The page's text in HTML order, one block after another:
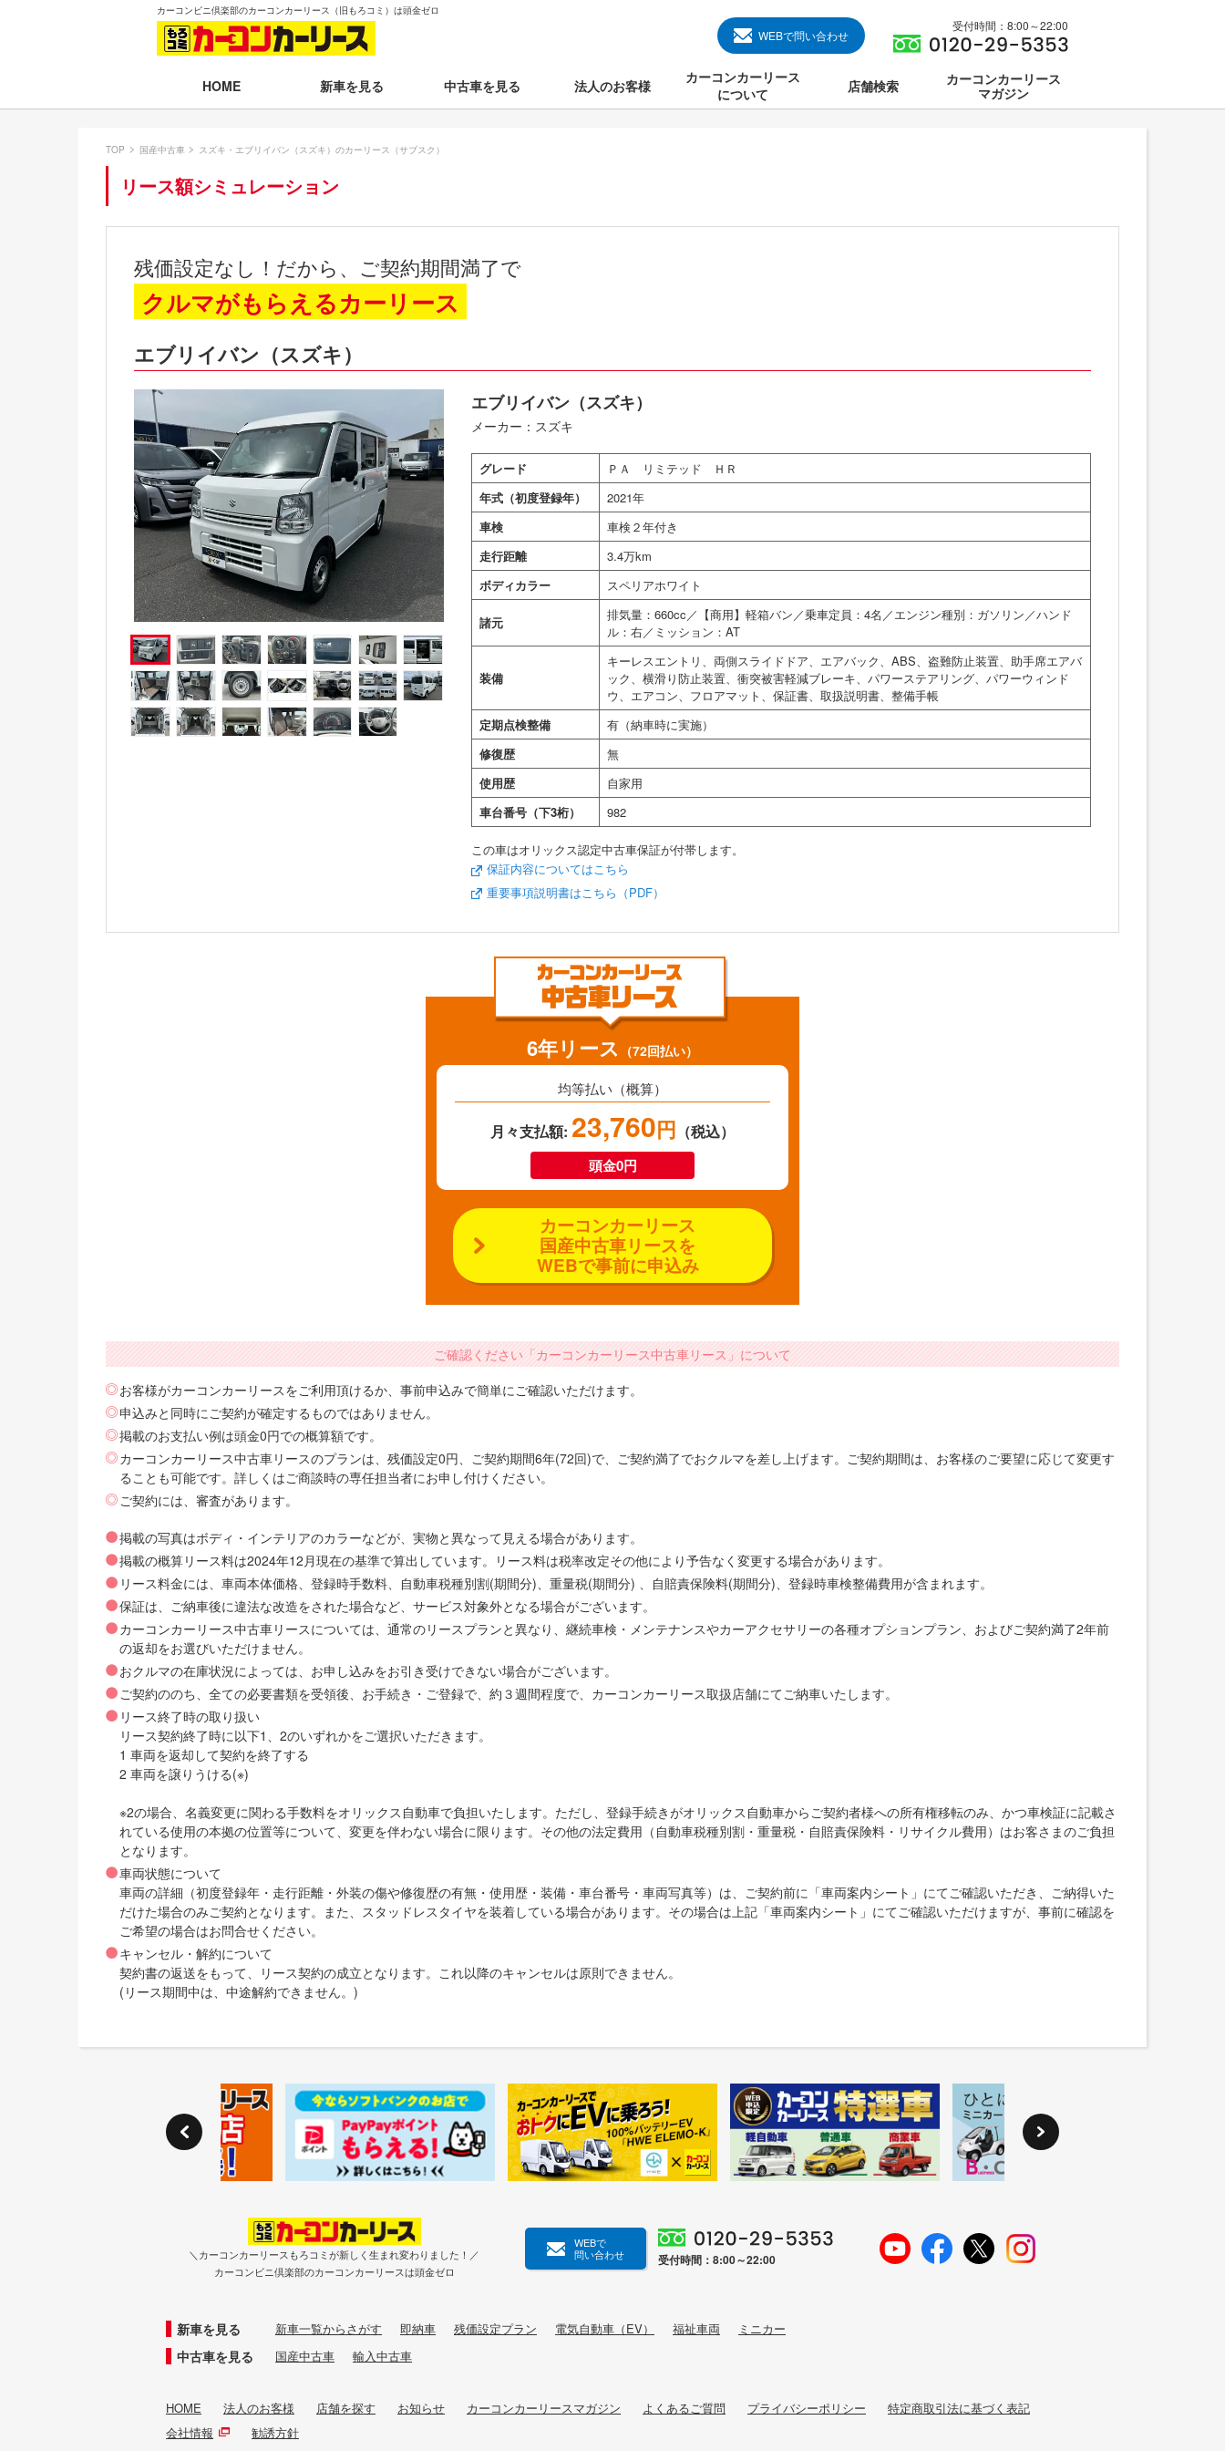
カーコンビニ倶楽部のカーコンカーリース（旧もろコミ）は頭金ゼロ
WEBで問い合わせ
受付時間：8:00～22:00
HOME 新車を見る
月々50,001円以上のクルマを見る
新車一覧から選ぶ
即納車（最短14日で納車）
残価設定プラン
電気自動車（EV）
福祉車両
ミニカー
中古車を見る 法人のお客様
カーコンカーリース
について
店舗検索
カーコンカーリース
マガジン
TOP 国産中古車 スズキ・エブリイバン（スズキ）のカーリース（サブスク）
リース額シミュレーション
残価設定なし！だから、ご契約期間満了で
クルマがもらえるカーリース
エブリイバン（スズキ）
エブリイバン（スズキ）
メーカー：スズキ
グレード
ＰＡ リミテッド ＨＲ
年式（初度登録年）
2021年
車検
車検２年付き
走行距離
3.4万km
ボディカラー
スペリアホワイト
諸元
排気量：660cc／【商用】軽箱バン／乗車定員：4名／エンジン種別：ガソリン／ハンド
ル：右／ミッション：AT
装備
キーレスエントリ、両側スライドドア、エアバック、ABS、盗難防止装置、助手席エアバ
ック、横滑り防止装置、衝突被害軽減ブレーキ、パワーステアリング、パワーウィンド
ウ、エアコン、フロアマット、保証書、取扱説明書、整備手帳
定期点検整備
有（納車時に実施）
修復歴
無
使用歴
自家用
車台番号（下3桁）
982
この車はオリックス認定中古車保証が付帯します。
保証内容についてはこちら
重要事項説明書はこちら（PDF）
6年リース （72回払い）
均等払い（概算）
月々支払額: 23,760円 （税込）
頭金0円
カーコンカーリース
国産中古車リースを
WEBで事前に申込み
ご確認ください「カーコンカーリース中古車リース」について
お客様がカーコンカーリースをご利用頂けるか、事前申込みで簡単にご確認いただけます。
申込みと同時にご契約が確定するものではありません。
掲載のお支払い例は頭金0円での概算額です。
カーコンカーリース中古車リースのプランは、残価設定0円、ご契約期間6年(72回)で、ご契約満了でおクルマを差し上げます。ご契約期間は、お客様のご要望に応じて変更す
ることも可能です。詳しくはご商談時の専任担当者にお申し付けください。
ご契約には、審査があります。
掲載の写真はボディ・インテリアのカラーなどが、実物と異なって見える場合があります。
掲載の概算リース料は2024年12月現在の基準で算出しています。リース料は税率改定その他により予告なく変更する場合があります。
リース料金には、車両本体価格、登録時手数料、自動車税種別割(期間分)、重量税(期間分) 、自賠責保険料(期間分)、登録時車検整備費用が含まれます。
保証は、ご納車後に違法な改造をされた場合など、サービス対象外となる場合がございます。
カーコンカーリース中古車リースについては、通常のリースプランと異なり、継続車検・メンテナンスやカーアクセサリーの各種オプションプラン、およびご契約満了2年前
の返却をお選びいただけません。
おクルマの在庫状況によっては、お申し込みをお引き受けできない場合がございます。
ご契約ののち、全ての必要書類を受領後、お手続き・ご登録で、約３週間程度で、カーコンカーリース取扱店舗にてご納車いたします。
リース終了時の取り扱い
リース契約終了時に以下1、2のいずれかをご選択いただきます。
1 車両を返却して契約を終了する
2 車両を譲りうける(※)
※2の場合、名義変更に関わる手数料をオリックス自動車で負担いたします。ただし、登録手続きがオリックス自動車からご契約者様への所有権移転のみ、かつ車検証に記載さ
れている使用の本拠の位置等について、変更を伴わない場合に限ります。その他の法定費用（自動車税種別割・重量税・自賠責保険料・リサイクル費用）はお客さまのご負担
となります。
車両状態について
車両の詳細（初度登録年・走行距離・外装の傷や修復歴の有無・使用歴・装備・車台番号・車両写真等）は、ご契約前に「車両案内シート」にてご確認いただき、ご納得いた
だけた場合のみご契約となります。また、スタッドレスタイヤを装着している場合があります。その場合は上記「車両案内シート」にてご確認いただけますが、事前に確認を
ご希望の場合はお問合せください。
キャンセル・解約について
契約書の返送をもって、リース契約の成立となります。これ以降のキャンセルは原則できません。
(リース期間中は、中途解約できません。)
＼カーコンカーリースもろコミが新しく生まれ変わりました！／
カーコンビニ倶楽部のカーコンカーリースは頭金ゼロ
WEBで
問い合わせ
受付時間：8:00～22:00
新車を見る 新車一覧からさがす 即納車 残価設定プラン 電気自動車（EV） 福祉車両 ミニカー
中古車を見る 国産中古車 輸入中古車
HOME 法人のお客様 店舗を探す お知らせ カーコンカーリースマガジン よくあるご質問 プライバシーポリシー
特定商取引法に基づく表記
会社情報
勧誘方針